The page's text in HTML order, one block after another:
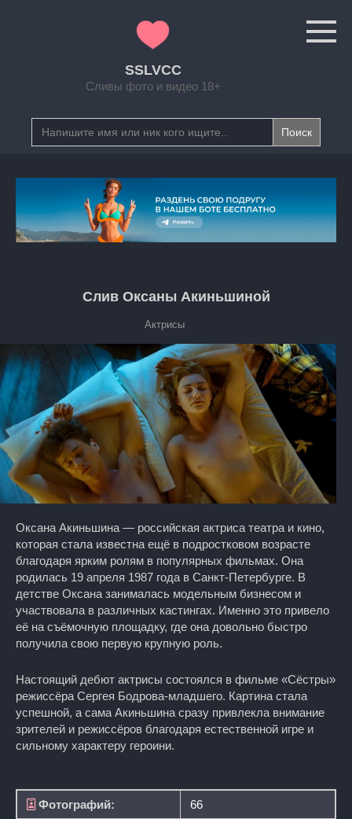
SSLVCC
Сливы фото и видео 18+
Search
for:
Слив Оксаны Акиньшиной
Актрисы
Оксана Акиньшина — российская актриса театра и кино,
которая стала известна ещё в подростковом возрасте
благодаря ярким ролям в популярных фильмах. Она
родилась 19 апреля 1987 года в Санкт-Петербурге. В
детстве Оксана занималась модельным бизнесом и
участвовала в различных кастингах. Именно это привело
её на съёмочную площадку, где она довольно быстро
получила свою первую крупную роль.
Настоящий дебют актрисы состоялся в фильме «Сёстры»
режиссёра Сергея Бодрова-младшего. Картина стала
успешной, а сама Акиньшина сразу привлекла внимание
зрителей и режиссёров благодаря естественной игре и
сильному характеру героини.
Фотографий: 66